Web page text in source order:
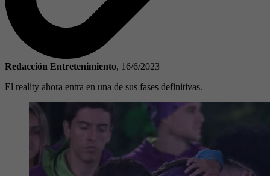
Redacción Entretenimiento, 16/6/2023
El reality ahora entra en una de sus fases definitivas.